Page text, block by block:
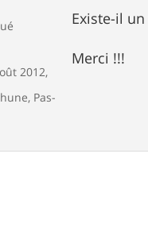
2012,
Pas-
Existe-il
Merci !!!